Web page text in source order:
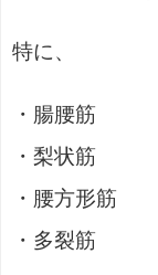
特に、
・腸腰筋
・梨状筋
・腰方形筋
・多裂筋